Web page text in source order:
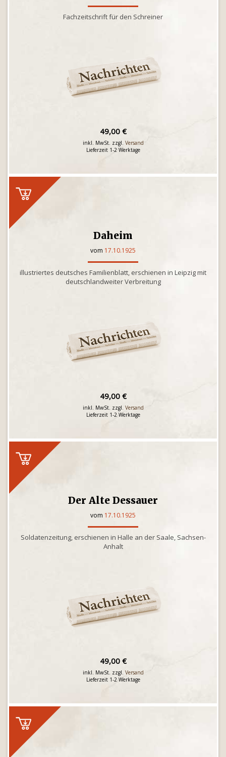
Fachzeitschrift für den Schreiner
49,00 €
inkl. MwSt. zzgl. Versand
Lieferzeit 1-2 Werktage
Daheim
vom 17.10.1925
illustriertes deutsches Familienblatt, erschienen in Leipzig mit
deutschlandweiter Verbreitung
49,00 €
inkl. MwSt. zzgl. Versand
Lieferzeit 1-2 Werktage
Der Alte Dessauer
vom 17.10.1925
Soldatenzeitung, erschienen in Halle an der Saale, Sachsen-
Anhalt
49,00 €
inkl. MwSt. zzgl. Versand
Lieferzeit 1-2 Werktage